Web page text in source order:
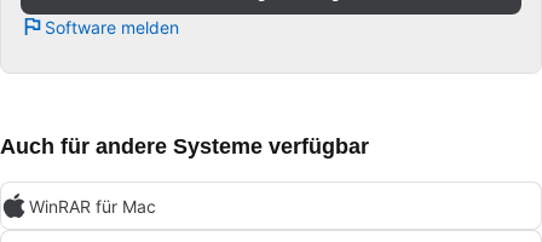
Software melden
Auch für andere Systeme verfügbar
WinRAR für Mac